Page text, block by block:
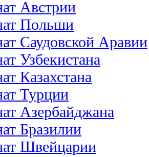
Австрии
Польши
Саудовской Аравии
Узбекистана
Казахстана
Турции
Азербайджана
Бразилии
Швейцарии